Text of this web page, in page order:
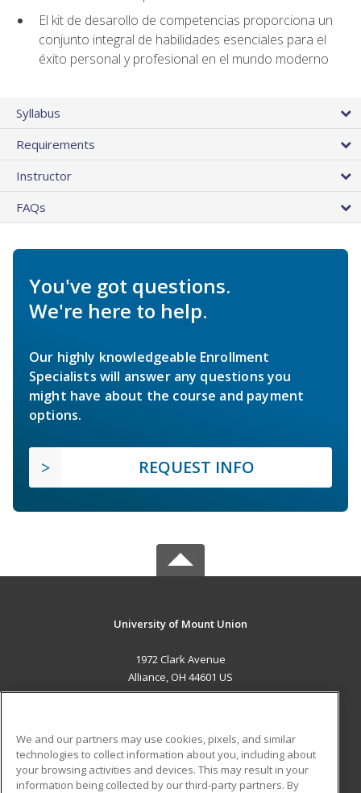
El kit de desarollo de competencias proporciona un
conjunto integral de habilidades esenciales para el
éxito personal y profesional en el mundo moderno
Syllabus
Requirements
Instructor
FAQs
You've got questions.
We're here to help.
Our highly knowledgeable Enrollment
Specialists will answer any questions you
might have about the course and payment
options.
REQUEST INFO
University of Mount Union
1972 Clark Avenue
Alliance, OH 44601 US
ADDITIONAL RESOURCES
Military Student Blog
We and our partners may use cookies, pixels, and similar
technologies to collect information about you, including about
your browsing activities and devices. This may result in your
information being collected by our third-party partners. By